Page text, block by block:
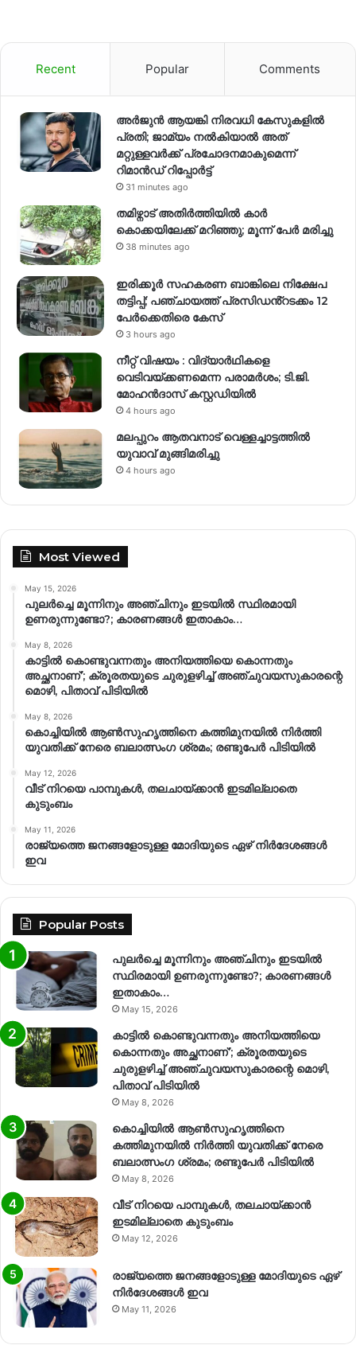
Recent Popular Comments
അര്‍ജുന്‍ ആയങ്കി നിരവധി കേസുകളില്‍
പ്രതി; ജാമ്യം നല്‍കിയാല്‍ അത്
മറ്റുള്ളവര്‍ക്ക് പ്രചോദനമാകുമെന്ന്
റിമാന്‍ഡ് റിപ്പോര്‍ട്ട്
31 minutes ago
തമിഴ്നാട് അതിർത്തിയിൽ കാർ
കൊക്കയിലേക്ക് മറിഞ്ഞു; മൂന്ന് പേർ മരിച്ചു
38 minutes ago
ഇരിക്കൂർ സഹകരണ ബാങ്കിലെ നിക്ഷേപ
തട്ടിപ്പ്; പഞ്ചായത്ത് പ്രസിഡൻ്റടക്കം 12
പേർക്കെതിരെ കേസ്
3 hours ago
നീറ്റ് വിഷയം : വിദ്യാർഥികളെ
വെടിവയ്ക്കണമെന്ന പരാമർശം; ടി.ജി.
മോഹൻദാസ് കസ്റ്റഡിയിൽ
4 hours ago
മലപ്പുറം ആതവനാട് വെള്ളച്ചാട്ടത്തില്‍
യുവാവ് മുങ്ങിമരിച്ചു
4 hours ago
Most Viewed
May 15, 2026
പുലർച്ചെ മൂന്നിനും അഞ്ചിനും ഇടയിൽ സ്ഥിരമായി
ഉണരുന്നുണ്ടോ?; കാരണങ്ങള്‍ ഇതാകാം…
May 8, 2026
കാട്ടിൽ കൊണ്ടുവന്നതും അനിയത്തിയെ കൊന്നതും
അച്ഛനാണ്’; ക്രൂരതയുടെ ചുരുളഴിച്ച് അഞ്ചുവയസുകാരന്റെ
മൊഴി, പിതാവ് പിടിയിൽ
May 8, 2026
കൊച്ചിയിൽ ആൺസുഹൃത്തിനെ കത്തിമുനയിൽ നിർത്തി
യുവതിക്ക് നേരെ ബലാത്സംഗ​ ശ്രമം; രണ്ടുപേർ പിടിയിൽ
May 12, 2026
വീട് നിറയെ പാമ്പുകൾ, തലചായ്ക്കാൻ ഇടമില്ലാതെ
കുടുംബം
May 11, 2026
രാജ്യത്തെ ജനങ്ങളോടുള്ള മോദിയുടെ ഏഴ് നിര്‍ദേശങ്ങള്‍
ഇവ
Popular Posts
പുലർച്ചെ മൂന്നിനും അഞ്ചിനും ഇടയിൽ
സ്ഥിരമായി ഉണരുന്നുണ്ടോ?; കാരണങ്ങള്‍
ഇതാകാം…
May 15, 2026
കാട്ടിൽ കൊണ്ടുവന്നതും അനിയത്തിയെ
കൊന്നതും അച്ഛനാണ്’; ക്രൂരതയുടെ
ചുരുളഴിച്ച് അഞ്ചുവയസുകാരന്റെ മൊഴി,
പിതാവ് പിടിയിൽ
May 8, 2026
കൊച്ചിയിൽ ആൺസുഹൃത്തിനെ
കത്തിമുനയിൽ നിർത്തി യുവതിക്ക് നേരെ
ബലാത്സംഗ​ ശ്രമം; രണ്ടുപേർ പിടിയിൽ
May 8, 2026
വീട് നിറയെ പാമ്പുകൾ, തലചായ്ക്കാൻ
ഇടമില്ലാതെ കുടുംബം
May 12, 2026
രാജ്യത്തെ ജനങ്ങളോടുള്ള മോദിയുടെ ഏഴ്
നിര്‍ദേശങ്ങള്‍ ഇവ
May 11, 2026